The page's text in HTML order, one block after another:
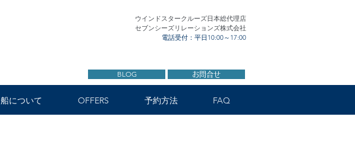
ウインドスタークルーズ日本総代理店
セブンシーズリレーションズ株式会社
電話受付：平日10:00～17:00
BLOG お問合せ
船について OFFERS 予約方法 FAQ